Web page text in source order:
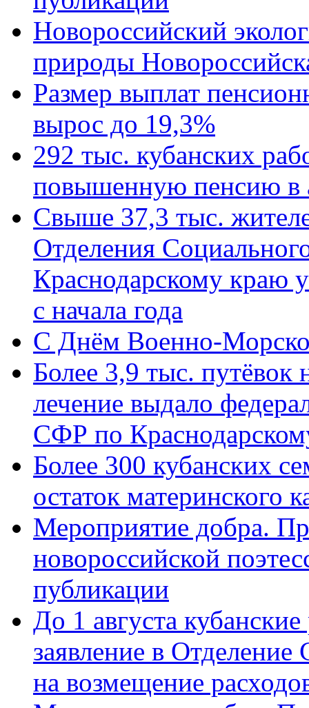
Новороссийский
природы
Размер выплат
вырос до 19,3%
292 тыс. кубанских
повышенную пенсию в
Свыше 37,3 тыс.
Отделения
Краснодарскому краю
с начала года
C Днём Военно-
Более 3,9 тыс. путёвок
лечение выдало
СФР по
Более 300 кубанских
остаток материнского
Мероприятие добра.
новороссийской
публикации
До 1 августа
заявление в
на возмещение